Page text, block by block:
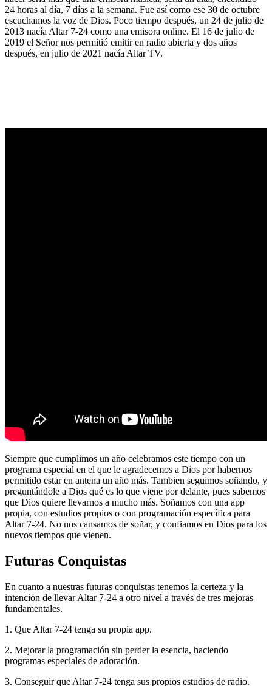
24 horas al día, 7 días a la semana. Fue así como ese 30 de octubre
escuchamos la voz de Dios. Poco tiempo después, un 24 de julio de
2013 nacía Altar 7-24 como una emisora online. El 16 de julio de
2019 el Señor nos permitió emitir en radio abierta y dos años
después, en julio de 2021 nacía Altar TV.
Siempre que cumplimos un año celebramos este tiempo con un
programa especial en el que le agradecemos a Dios por habernos
permitido estar en antena un año más. Tambien seguimos soñando, y
preguntándole a Dios qué es lo que viene por delante, pues sabemos
que Dios quiere llevarnos a mucho más. Soñamos con una app
propia, con estudios propios o con programación específica para
Altar 7-24. No nos cansamos de soñar, y confiamos en Dios para los
nuevos tiempos que vienen.
Futuras Conquistas
En cuanto a nuestras futuras conquistas tenemos la certeza y la
intención de llevar Altar 7-24 a otro nivel a través de tres mejoras
fundamentales.
1. Que Altar 7-24 tenga su propia app.
2. Mejorar la programación sin perder la esencia, haciendo
programas especiales de adoración.
3. Conseguir que Altar 7-24 tenga sus propios estudios de radio.